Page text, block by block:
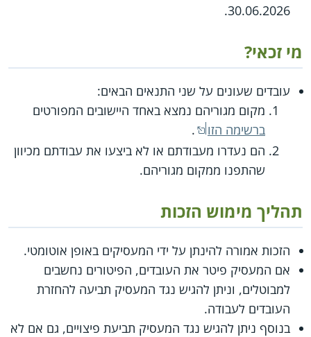
30.06.2026.
מי זכאי?
עובדים שעונים על שני התנאים הבאים:
מקום מגוריהם נמצא באחד היישובים המפורטים
ברשימה הזו
.
הם נעדרו מעבודתם או לא ביצעו את עבודתם מכיוון
שהתפנו ממקום מגוריהם.
תהליך מימוש הזכות
הזכות אמורה להינתן על ידי המעסיקים באופן אוטומטי.
אם המעסיק פיטר את העובדים, הפיטורים נחשבים
למבוטלים, וניתן להגיש נגד המעסיק תביעה להחזרת
העובדים לעבודה.
בנוסף ניתן להגיש נגד המעסיק תביעת פיצויים, גם אם לא